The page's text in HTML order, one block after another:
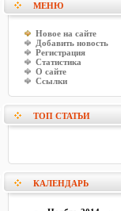
МЕНЮ
Новое на сайте
Добавить новость
Регистрация
Статистика
О сайте
Ссылки
ТОП СТАТЬИ
КАЛЕНДАРЬ